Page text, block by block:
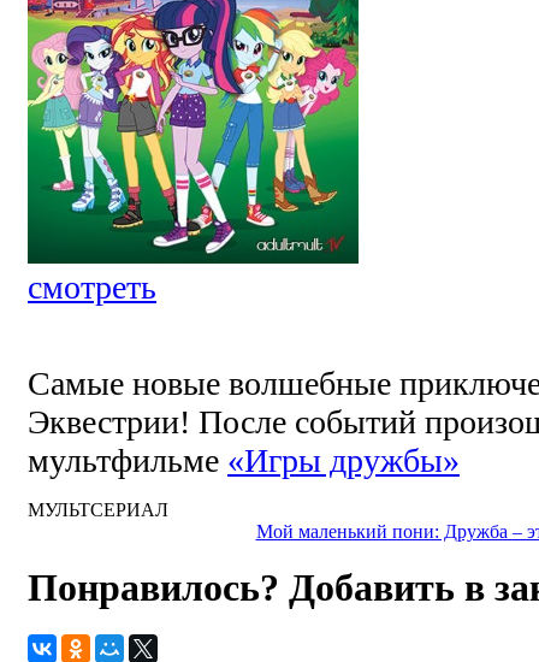
смотреть
Самые новые волшебные
Эквестрии! После событий
мультфильме «Игры дружбы»
МУЛЬТСЕРИАЛ
Мой маленький пони: Дружба –
Понравилось? Добавить в